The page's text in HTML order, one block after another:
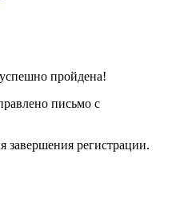
пройдена!
письмо с
завершения регистрации.